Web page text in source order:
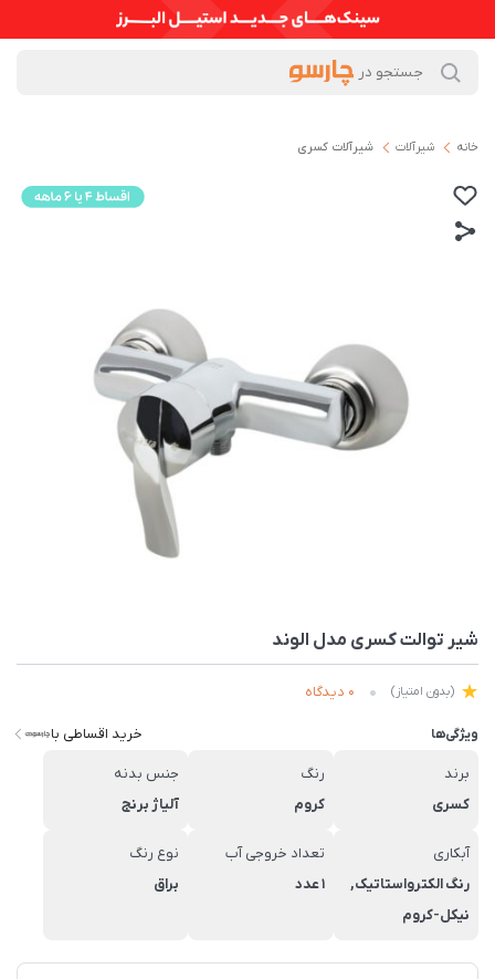
خانه شیرآلات شیرآلات کسری
شیر توالت کسری مدل الوند
(بدون امتیاز) 0 دیدگاه
ویژگی‌ها خرید اقساطی با
برند
کسری
رنگ
کروم
جنس بدنه
آلیاژ برنج
آبکاری
رنگ الکترواستاتیک,
نیکل-کروم
تعداد خروجی آب
1 عدد
نوع رنگ
براق